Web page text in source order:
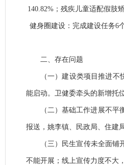
140.82% ；残疾儿童适配假肢
健身圈建设：完成建设任务6
二、存在问题
（一）建设类项目推进
能启动。卫健委牵头的新增托
（二）基础工作进展不
报送，姚李镇、民政局、住建
（三）民生宣传未全面
不能开展；线上宣传力度不大